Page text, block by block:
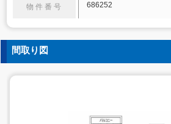
物件番号 686252
間取り図